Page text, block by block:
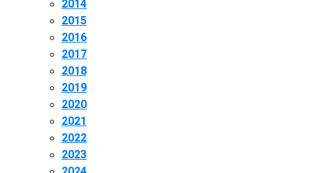
2014
2015
2016
2017
2018
2019
2020
2021
2022
2023